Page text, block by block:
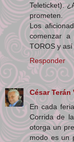
Teleticket).
prometen.
Los
comenzar
TOROS y
Responder
César Terán
En cada
Corrida de
otorga un
modo es un